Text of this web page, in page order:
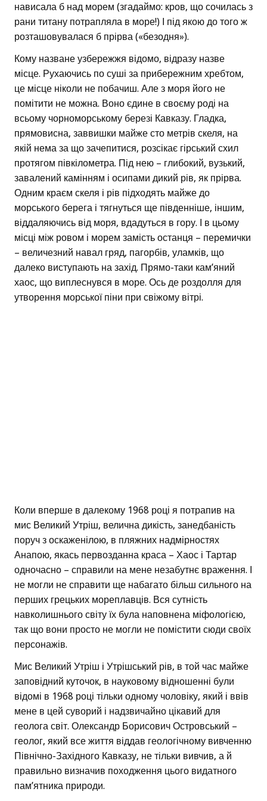
нависала б над морем (згадаймо: кров, що сочилась з
рани титану потрапляла в море!) І під якою до того ж
розташовувалася б прірва («безодня»).
Кому назване узбережжя відомо, відразу назве
місце. Рухаючись по суші за прибережним хребтом,
це місце ніколи не побачиш. Але з моря його не
помітити не можна. Воно єдине в своєму роді на
всьому чорноморському березі Кавказу. Гладка,
прямовисна, заввишки майже сто метрів скеля, на
якій нема за що зачепитися, розсікає гірський схил
протягом півкілометра. Під нею – глибокий, вузький,
завалений камінням і осипами дикий рів, як прірва.
Одним краєм скеля і рів підходять майже до
морського берега і тягнуться ще південніше, іншим,
віддаляючись від моря, вдадуться в гору. І в цьому
місці між ровом і морем замість останця – перемички
– величезний навал гряд, пагорбів, уламків, що
далеко виступають на захід. Прямо-таки кам’яний
хаос, що виплеснувся в море. Ось де роздолля для
утворення морської піни при свіжому вітрі.
Коли вперше в далекому 1968 році я потрапив на
мис Великий Утріш, велична дикість, занедбаність
поруч з оскаженілою, в пляжних надмірностях
Анапою, якась первозданна краса – Хаос і Тартар
одночасно – справили на мене незабутнє враження. І
не могли не справити ще набагато більш сильного на
перших грецьких мореплавців. Вся сутність
навколишнього світу їх була наповнена міфологією,
так що вони просто не могли не помістити сюди своїх
персонажів.
Мис Великий Утріш і Утрішський рів, в той час майже
заповідний куточок, в науковому відношенні були
відомі в 1968 році тільки одному чоловіку, який і ввів
мене в цей суворий і надзвичайно цікавий для
геолога світ. Олександр Борисович Островський –
геолог, який все життя віддав геологічному вивченню
Північно-Західного Кавказу, не тільки вивчив, а й
правильно визначив походження цього видатного
пам’ятника природи.